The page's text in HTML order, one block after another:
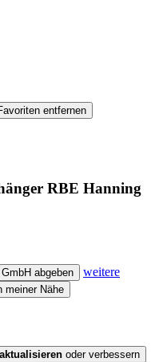
entfernen
RBE Hanning
abgeben
weitere
meiner Nähe
aktualisieren oder verbessern